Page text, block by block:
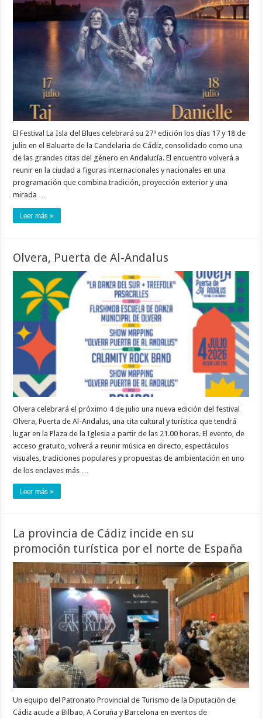
El Festival La Isla del Blues celebrará su 27ª edición los días 17 y 18 de
julio en el Baluarte de la Candelaria de Cádiz, consolidado como una
de las grandes citas del género en Andalucía. El encuentro volverá a
reunir en la ciudad a figuras internacionales y nacionales en una
programación que combina tradición, proyección exterior y una
mirada …
Leer más »
Olvera, Puerta de Al-Andalus
Olvera celebrará el próximo 4 de julio una nueva edición del festival
Olvera, Puerta de Al-Andalus, una cita cultural y turística que tendrá
lugar en la Plaza de la Iglesia a partir de las 21.00 horas. El evento, de
acceso gratuito, volverá a reunir música en directo, espectáculos
visuales, tradiciones populares y propuestas de ambientación en uno
de los enclaves más …
Leer más »
La provincia de Cádiz incide en su
promoción turística por el norte de España
Un equipo del Patronato Provincial de Turismo de la Diputación de
Cádiz acude a Bilbao, A Coruña y Barcelona en eventos de